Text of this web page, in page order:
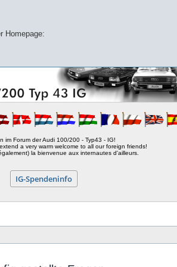
Homepage:
im Forum der Audi 100/200 - Typ43 - IG!
a very warm welcome to all our foreign friends!
la bienvenue aux internautes d'ailleurs.
IG-Spendeninfo